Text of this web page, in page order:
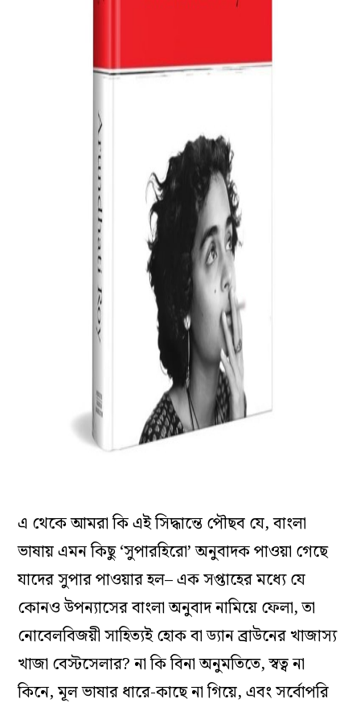
এ থেকে আমরা কি এই সিদ্ধান্তে পৌছব যে, বাংলা
ভাষায় এমন কিছু ‘সুপারহিরো’ অনুবাদক পাওয়া গেছে
যাদের সুপার পাওয়ার হল– এক সপ্তাহের মধ্যে যে
কোনও উপন্যাসের বাংলা অনুবাদ নামিয়ে ফেলা, তা
নোবেলবিজয়ী সাহিত্যই হোক বা ড্যান ব্রাউনের খাজাস্য
খাজা বেস্টসেলার? না কি বিনা অনুমতিতে, স্বত্ব না
কিনে, মূল ভাষার ধারে-কাছে না গিয়ে, এবং সর্বোপরি